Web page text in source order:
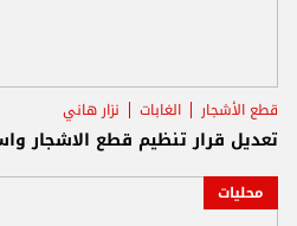
قطع الأشجار الغابات نزار هاني
تعديل قرار تنظيم قطع الاشجار
محليات